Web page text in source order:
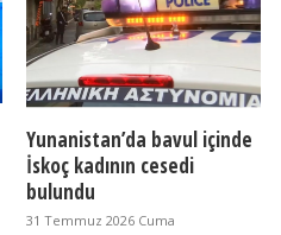
Yunanistan’da bavul içinde
İskoç kadının cesedi
bulundu
31 Temmuz 2026 Cuma